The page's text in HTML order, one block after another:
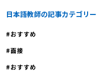
目の給料｜収入公開」をご覧くださ
い。 【日本語教師必見｜非常勤の掛
内容・責任範囲 常勤講師は授業担当
以外にも、カリキュラム作成、入試業
日本語教師の記事カテゴリー
おすすめ
面接
おすすめ